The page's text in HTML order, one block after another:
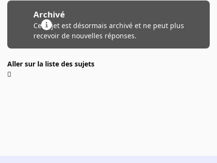
Archivé
Ce sujet est désormais archivé et ne peut plus
recevoir de nouvelles réponses.
Aller sur la liste des sujets